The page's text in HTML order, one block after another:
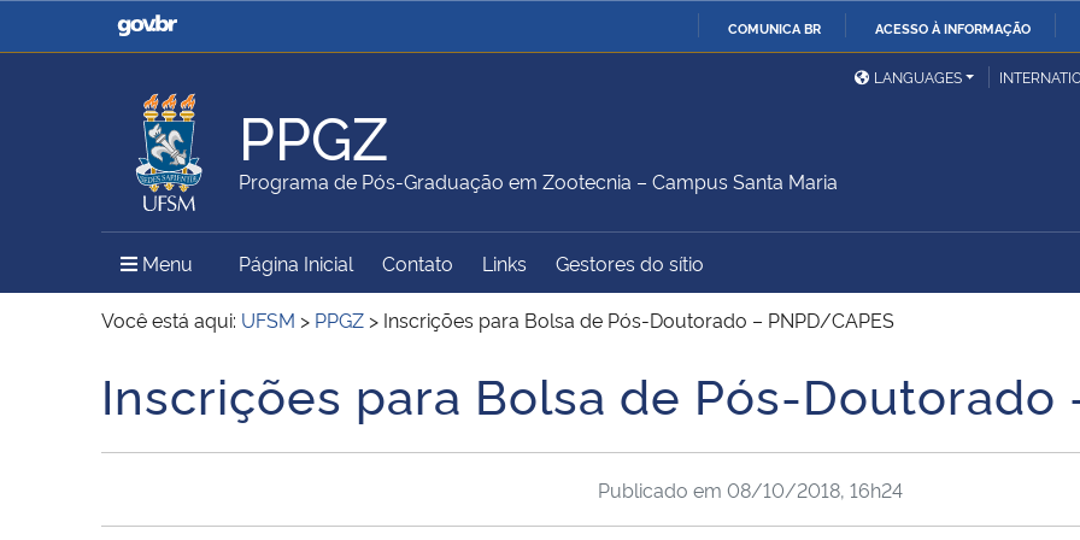
COMUNICA BR ACESSO À INFORMAÇÃO
Casa Civil
Ministério da Justiça e
Ministério da Defesa
Ministério das Relações
Exteriores
Ministério da Agricultura,
Pecuária e Abastecimento
Ministério da Educação
Ministério do Meio Ambiente Ministério do Turismo
Ministério do
Desenvolvimento Regional
União
Secretaria de Governo
Gabinete de Segurança
Advocacia-Geral da União Banco Central do Brasil
LANGUAGES
PPGZ
Programa de Pós-Graduação em Zootecnia – Campus Santa Maria
Menu Menu Principal do Sítio
Página Inicial Contato Links Gestores do sítio
Você está aqui: UFSM > PPGZ > Inscrições para Bolsa de Pós-Doutorado – PNPD/CAPES
Início do conteúdo
Inscrições para Bolsa de Pós-Doutorado
Publicado em 08/10/2018, 16h24